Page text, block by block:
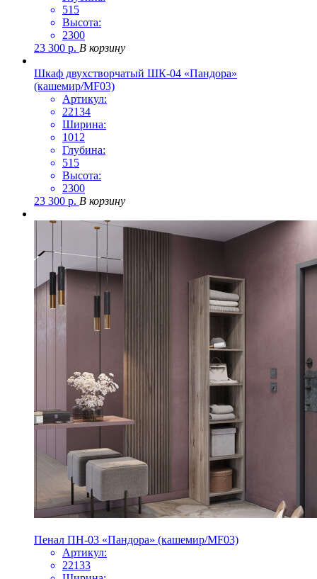
515
Высота:
2300
23 300 р. В корзину
Шкаф двухстворчатый ШК-04 «Пандора»
(кашемир/MF03)
Артикул:
22134
Ширина:
1012
Глубина:
515
Высота:
2300
23 300 р. В корзину
Пенал ПН-03 «Пандора» (кашемир/MF03)
Артикул:
22133